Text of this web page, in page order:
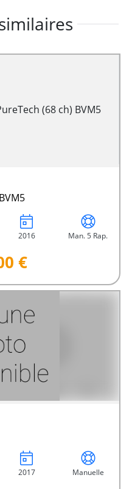
2016 Man. 5 Rap.
€
2017 Manuelle